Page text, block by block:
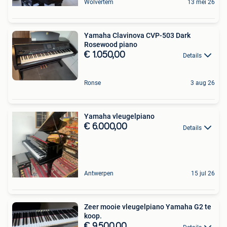
Wolvertem 13 mei 26
Yamaha Clavinova CVP-503 Dark
Rosewood piano
€ 1.050,00 Details
Ronse 3 aug 26
Yamaha vleugelpiano
€ 6.000,00 Details
Antwerpen 15 jul 26
Zeer mooie vleugelpiano Yamaha G2 te
koop.